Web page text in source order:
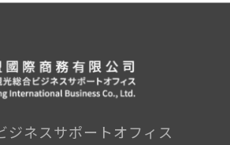
ジネスサポートオフィス